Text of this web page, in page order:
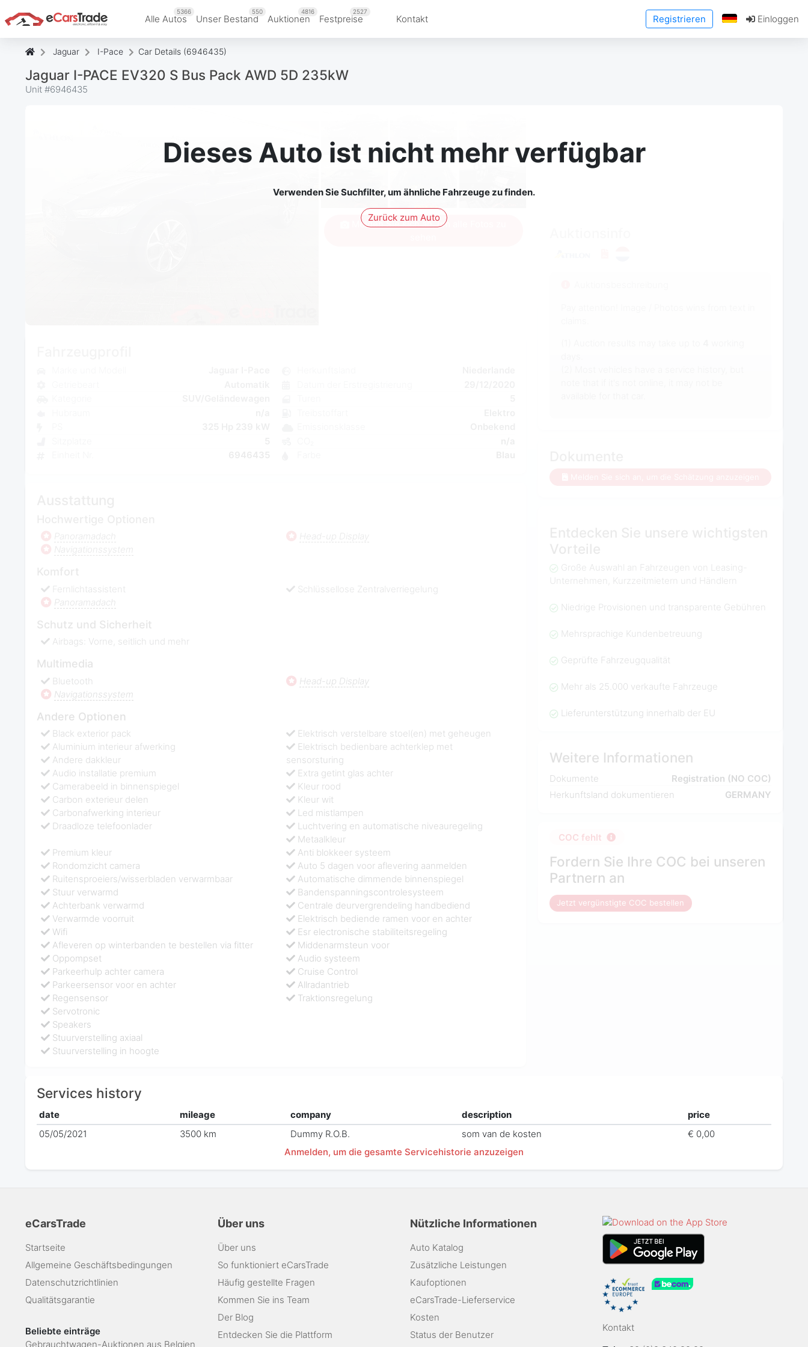
Alle Autos
5366
Unser Bestand
550
Auktionen
4816
Festpreise
2527
Kontakt Registrieren Einloggen
Jaguar I-Pace Car Details (6946435)
Jaguar I-PACE EV320 S Bus Pack AWD 5D 235kW
Unit #6946435
Dieses Auto ist nicht mehr verfügbar
Verwenden Sie Suchfilter, um ähnliche Fahrzeuge zu finden.
Zurück zum Auto
Große Auswahl an Fahrzeugen von Leasing-
Unternehmen, Kurzzeitmietern und Händlern
Niedrige Provisionen und transparente Gebühren
Mehrsprachige Kundenbetreuung
Geprüfte Fahrzeugqualität
Mehr als 25.000 verkaufte Fahrzeuge
Lieferunterstützung innerhalb der EU
Weitere Informationen
Dokumente
Registration (NO COC)
Herkunftsland dokumentieren
GERMANY
COC fehlt
Fordern Sie Ihre COC bei unseren
Partnern an
Jetzt vergünstigte COC bestellen
Melden Sie sich an, um alle Fotos zu
Panoramadach
Head-up Display
Navigationssystem
Fernlichtassistent
Schlüssellose Zentralverriegelung
Panoramadach
Schutz und Sicherheit
Airbags: Vorne, seitlich und mehr
Multimedia
Bluetooth
Head-up Display
Navigationssystem
Andere Optionen
Black exterior pack
Aluminium interieur afwerking
Andere dakkleur
Audio installatie premium
Camerabeeld in binnenspiegel
Carbon exterieur delen
Carbonafwerking interieur
Draadloze telefoonlader
Elektrisch verstelbare stoel(en) met geheugen
Elektrisch bedienbare achterklep met
sensorsturing
Extra getint glas achter
Kleur rood
Kleur wit
Led mistlampen
Luchtvering en automatische niveauregeling
Metaalkleur
Premium kleur
Rondomzicht camera
Ruitensproeiers/wisserbladen verwarmbaar
Stuur verwarmd
Achterbank verwarmd
Verwarmde voorruit
Wifi
Afleveren op winterbanden te bestellen via fitter
Anti blokkeer systeem
Auto 5 dagen voor aflevering aanmelden
Automatische dimmende binnenspiegel
Bandenspanningscontrolesysteem
Centrale deurvergrendeling handbediend
Elektrisch bediende ramen voor en achter
Esr electronische stabiliteitsregeling
Middenarmsteun voor
Oppompset
Parkeerhulp achter camera
Parkeersensor voor en achter
Regensensor
Servotronic
Speakers
Stuurverstelling axiaal
Stuurverstelling in hoogte
Audio systeem
Cruise Control
Allradantrieb
Traktionsregelung
Services history
date mileage company description
price
05/05/2021
3500 km Dummy R.O.B. som van de kosten
€ 0,00
Anmelden, um die gesamte Servicehistorie anzuzeigen
eCarsTrade
Startseite
Allgemeine Geschäftsbedingungen
Datenschutzrichtlinien
Qualitätsgarantie
Beliebte einträge
Gebrauchtwagen-Auktionen aus Belgien
Über uns
Über uns
So funktioniert eCarsTrade
Häufig gestellte Fragen
Kommen Sie ins Team
Der Blog
Entdecken Sie die Plattform
Nützliche Informationen
Auto Katalog
Zusätzliche Leistungen
Kaufoptionen
eCarsTrade-Lieferservice
Kosten
Status der Benutzer
Kontakt